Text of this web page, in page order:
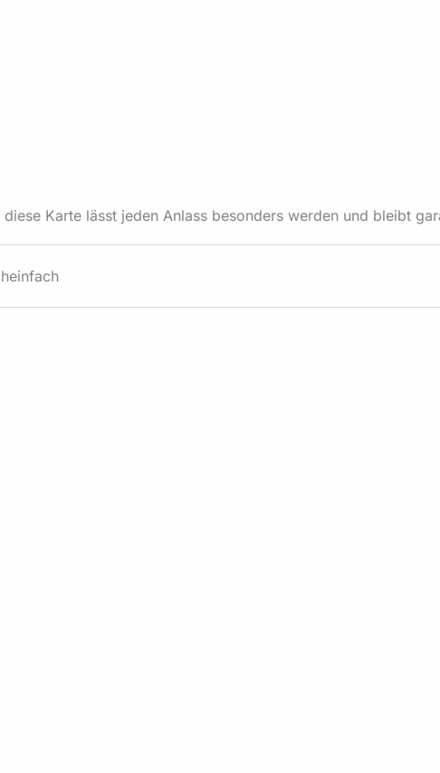
Karte lässt jeden Anlass besonders werden und bleibt